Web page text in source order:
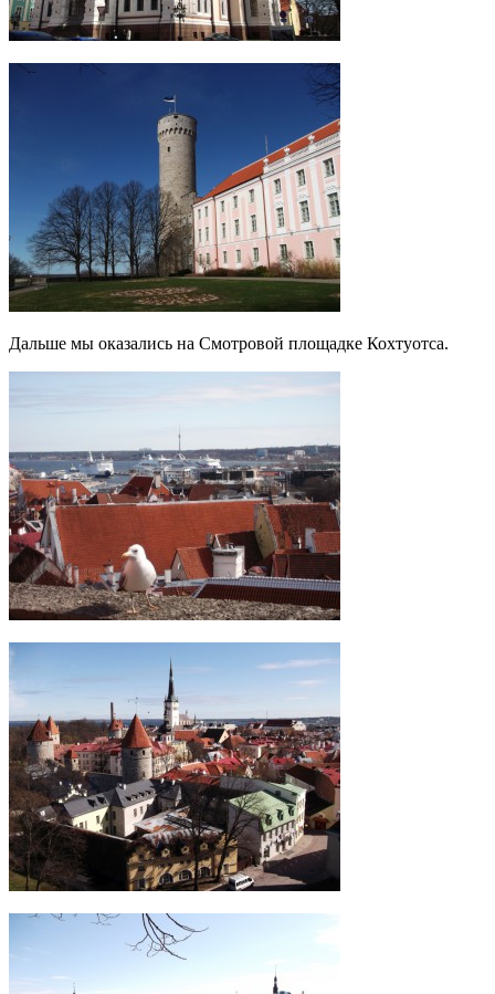
Дальше мы оказались на Смотровой площадке Кохтуотса.